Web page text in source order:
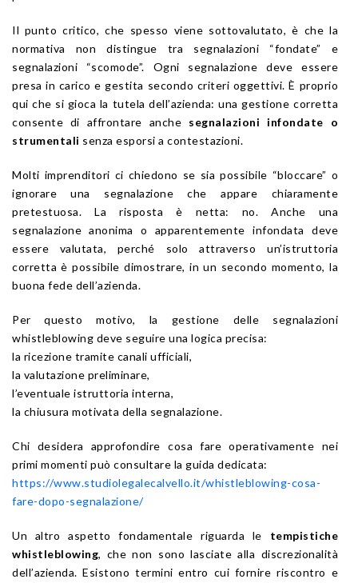
Il punto critico, che spesso viene sottovalutato, è che la
normativa non distingue tra segnalazioni “fondate” e
segnalazioni “scomode”. Ogni segnalazione deve essere
presa in carico e gestita secondo criteri oggettivi. È proprio
qui che si gioca la tutela dell’azienda: una gestione corretta
consente di affrontare anche segnalazioni infondate o
strumentali senza esporsi a contestazioni.
Molti imprenditori ci chiedono se sia possibile “bloccare” o
ignorare una segnalazione che appare chiaramente
pretestuosa. La risposta è netta: no. Anche una
segnalazione anonima o apparentemente infondata deve
essere valutata, perché solo attraverso un’istruttoria
corretta è possibile dimostrare, in un secondo momento, la
buona fede dell’azienda.
Per questo motivo, la gestione delle segnalazioni
whistleblowing deve seguire una logica precisa:
la ricezione tramite canali ufficiali,
la valutazione preliminare,
l’eventuale istruttoria interna,
la chiusura motivata della segnalazione.
Chi desidera approfondire cosa fare operativamente nei
primi momenti può consultare la guida dedicata:
https://www.studiolegalecalvello.it/whistleblowing-cosa-
fare-dopo-segnalazione/
Un altro aspetto fondamentale riguarda le tempistiche
whistleblowing, che non sono lasciate alla discrezionalità
dell’azienda. Esistono termini entro cui fornire riscontro e